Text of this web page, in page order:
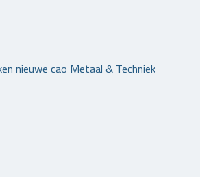
nieuwe cao Metaal & Techniek